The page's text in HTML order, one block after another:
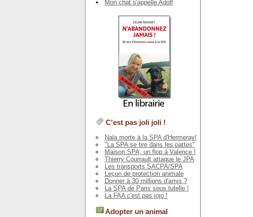
Mon chat s'appelle Adolf
C'est pas joli joli !
Nala morte à la SPA d'Hermeray!
"La SPA se tire dans les pattes"
Maison SPA, un flop à Valence !
Thierry Courrault attaque le JPA
Les transports SACPA/SPA
Leçon de protection animale
Donner à 30 millions d'amis ?
La SPA de Paris sous tutelle !
La FAA c'est pas jojo !
Adopter un animal